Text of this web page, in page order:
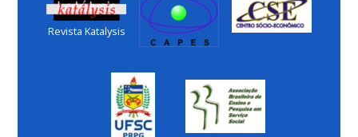
Revista Katalysis